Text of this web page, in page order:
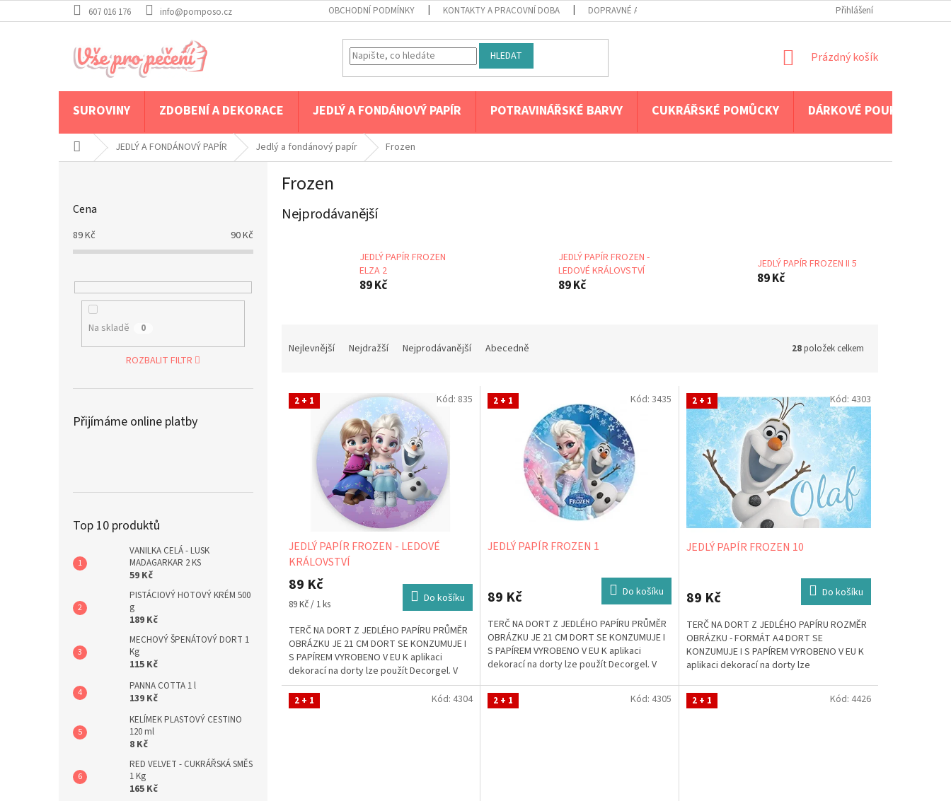
na
607 016 176 info@pomposo.cz OBCHODNÍ PODMÍNKY KONTAKTY A PRACOVNÍ DOBA DOPRAVNÉ A PLATBA Přihlášení
HLEDAT
NÁKUPNÍ
Prázdný košík
SUROVINY ZDOBENÍ A DEKORACE JEDLÝ A FONDÁNOVÝ PAPÍR POTRAVINÁŘSKÉ BARVY CUKRÁŘSKÉ POMŮCKY DÁRKOVÉ POUKAZY
Domů JEDLÝ A FONDÁNOVÝ PAPÍR Jedlý a fondánový papír Frozen
Cena
89Kč 90Kč
Na skladě 0
ROZBALIT FILTR
Přijímáme online platby
Top 10 produktů
VANILKA CELÁ - LUSK
MADAGARKAR 2 KS
59 Kč
PISTÁCIOVÝ HOTOVÝ KRÉM 500
g
189 Kč
MECHOVÝ ŠPENÁTOVÝ DORT 1
Kg
115 Kč
PANNA COTTA 1 l
139 Kč
KELÍMEK PLASTOVÝ CESTINO
120 ml
8 Kč
RED VELVET - CUKRÁŘSKÁ SMĚS
1 Kg
165 Kč
Frozen
Nejprodávanější
JEDLÝ PAPÍR FROZEN
ELZA 2
89 Kč
JEDLÝ PAPÍR FROZEN -
LEDOVÉ KRÁLOVSTVÍ
89 Kč
JEDLÝ PAPÍR FROZEN II 5
89 Kč
Nejlevnější Nejdražší Nejprodávanější Abecedně 28položek celkem
2 + 1
JEDLÝ PAPÍR FROZEN - LEDOVÉ
KRÁLOVSTVÍ
89 Kč
Měrná
89 Kč / 1 ks Do košíku
TERČ NA DORT Z JEDLÉHO PAPÍRU PRŮMĚR
OBRÁZKU JE 21 CM DORT SE KONZUMUJE I
S PAPÍREM VYROBENO V EU K aplikaci
dekorací na dorty lze použít Decorgel. V
případě, že jej...
Kód: 835 2 + 1
JEDLÝ PAPÍR FROZEN 1
89 Kč Do košíku
TERČ NA DORT Z JEDLÉHO PAPÍRU PRŮMĚR
OBRÁZKU JE 21 CM DORT SE KONZUMUJE I
S PAPÍREM VYROBENO V EU K aplikaci
dekorací na dorty lze použít Decorgel. V
Kód: 3435 2 + 1
JEDLÝ PAPÍR FROZEN 10
89 Kč Do košíku
TERČ NA DORT Z JEDLÉHO PAPÍRU ROZMĚR
OBRÁZKU - FORMÁT A4 DORT SE
KONZUMUJE I S PAPÍREM VYROBENO V EU K
aplikaci dekorací na dorty lze
Kód: 4303
2 + 1 Kód: 4304 2 + 1 Kód: 4305 2 + 1 Kód: 4426